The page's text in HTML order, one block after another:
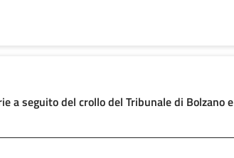
seguito del crollo del Tribunale di Bolzano e